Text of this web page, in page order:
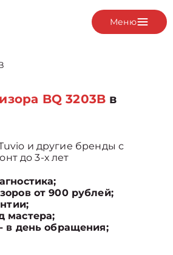
Меню
BQ 3203B в
и другие бренды с
до 3-х лет
от 900 рублей;
мастера;
в день обращения;